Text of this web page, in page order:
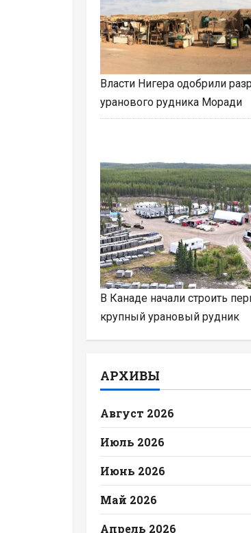
Власти Нигера одобрили
уранового рудника Моради
В Канаде начали строить
крупный урановый рудник
АРХИВЫ
Август 2026
Июль 2026
Июнь 2026
Май 2026
Апрель 2026